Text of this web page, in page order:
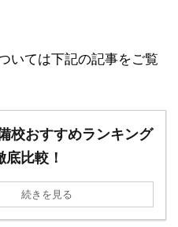
いては下記の記事をご覧
校おすすめランキング
底比較！
続きを見る